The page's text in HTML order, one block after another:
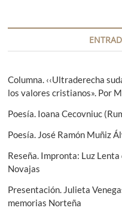
c
i
ó
n
d
e
e
n
t
r
e
o
:
s
i
u
i
n
:
Columna. ‹‹Ultraderecha
los valores cristianos». Por
Poesía. Ioana Cecovniuc
Poesía. José Ramón Muñiz
Reseña. Impronta: Luz
Novajas
Presentación. Julieta
memorias Norteña